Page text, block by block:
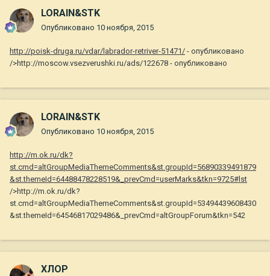
LORAIN&STK
Опубликовано 10 ноября, 2015
http://poisk-druga.ru/vdar/labrador-retriver-51471/ - опубликовано
/>http://moscow.vsezverushki.ru/ads/122678 - опубликовано
LORAIN&STK
Опубликовано 10 ноября, 2015
http://m.ok.ru/dk?
st.cmd=altGroupMediaThemeComments&st.groupId=56890339491879
&st.themeId=64488478228519&_prevCmd=userMarks&tkn=9725#lst
/>http://m.ok.ru/dk?
st.cmd=altGroupMediaThemeComments&st.groupId=53494439608430
&st.themeId=64546817029486&_prevCmd=altGroupForum&tkn=542
ХЛОР